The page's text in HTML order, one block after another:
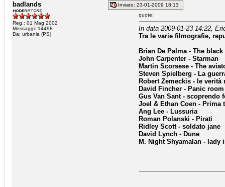
badlands
Reg.: 01 Mag 2002
Messaggi: 14498
Da: urbania (PS)
Inviato: 23-01-2009 18:13
quote:
In data 2009-01-23 14:22,
Tra le varie filmografie,
Brian De Palma - The
John Carpenter - Starman
Martin Scorsese - The
Steven Spielberg - La
Robert Zemeckis - le verità
David Fincher - Panic room
Gus Van Sant - scoprendo
Joel & Ethan Coen -
Ang Lee - Lussuria
Roman Polanski - Pirati
Ridley Scott - soldato jane
David Lynch - Dune
M. Night Shyamalan - lady